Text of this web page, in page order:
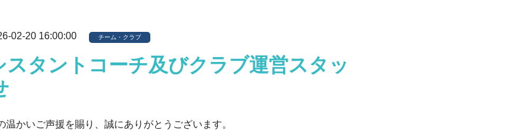
02-20 16:00:00 チーム・クラブ
スタントコーチ及びクラブ運営スタッ
かいご声援を賜り、誠にありがとうございます。